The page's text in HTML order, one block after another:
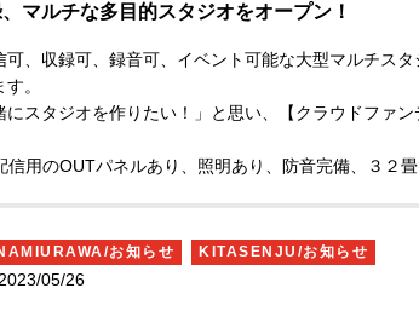
マルチな多目的スタジオをオープン！
、収録可、録音可、イベント可能な大型マルチスタ
。
スタジオを作りたい！」と思い、
【クラウドファン
信用のOUTパネルあり、照明あり、防音完備、３２
します！
】
お知らせ
KITASENJU/お知らせ
05/26